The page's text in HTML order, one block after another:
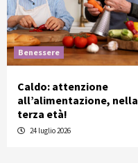
Benessere
Caldo: attenzione
all’alimentazione, nella
terza età!
24 luglio 2026